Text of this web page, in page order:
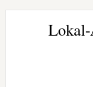
Zur
Hauptnavigation
Zum
Zur
Seitenspalte